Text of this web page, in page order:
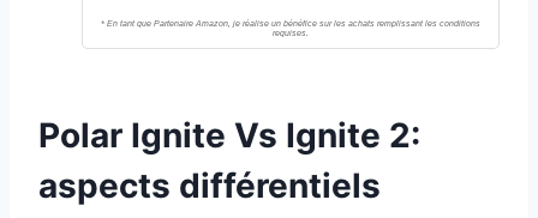
Polar Ignite Vs Ignite 2:
aspects différentiels